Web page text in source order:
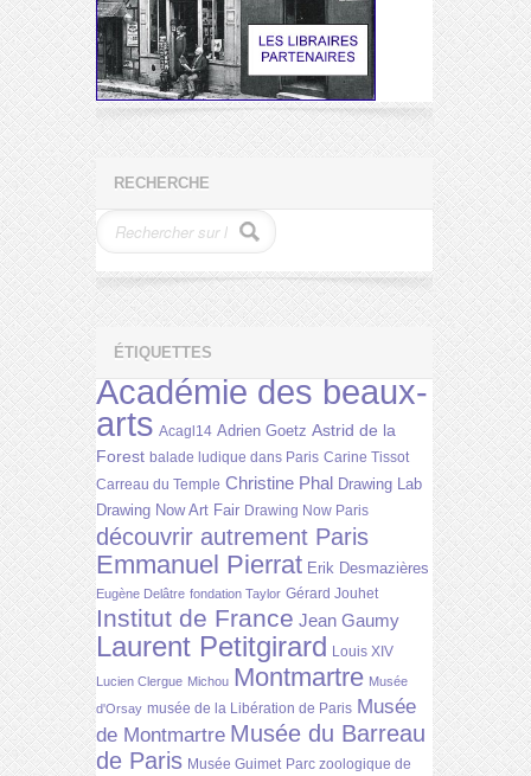
RECHERCHE
ÉTIQUETTES
Académie des beaux-
arts Acagl14 Adrien Goetz Astrid de la
Forest balade ludique dans Paris Carine Tissot
Carreau du Temple Christine Phal Drawing Lab
Drawing Now Art Fair Drawing Now Paris
découvrir autrement Paris
Emmanuel Pierrat Erik Desmazières
Eugène Delâtre fondation Taylor Gérard Jouhet
Institut de France Jean Gaumy
Laurent Petitgirard Louis XIV
Lucien Clergue Michou Montmartre Musée
d'Orsay musée de la Libération de Paris Musée
de Montmartre Musée du Barreau
de Paris Musée Guimet Parc zoologique de